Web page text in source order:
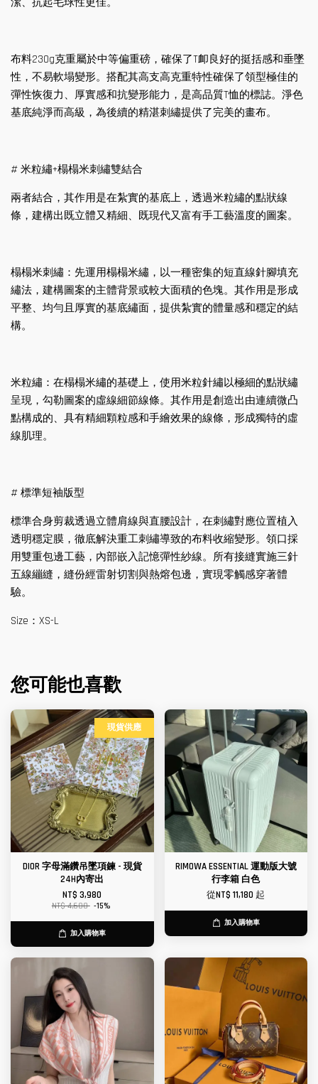
布料230g克重屬於中等偏重磅，確保了T卹良好的挺括感和垂墜
性，不易軟塌變形。搭配其高支高克重特性確保了領型極佳的
彈性恢復力、厚實感和抗變形能力，是高品質T恤的標誌。淨色
基底純淨而高級，為後續的精湛刺繡提供了完美的畫布。
# 米粒繡+榻榻米刺繡雙結合
兩者結合，其作用是在紮實的基底上，透過米粒繡的點狀線
條，建構出既立體又精細、既現代又富有手工藝溫度的圖案。
榻榻米刺繡：先運用榻榻米繡，以一種密集的短直線針腳填充
繡法，建構圖案的主體背景或較大面積的色塊。其作用是形成
平整、均勻且厚實的基底繡面，提供紮實的體量感和穩定的結
構。
米粒繡：在榻榻米繡的基礎上，使用米粒針繡以極細的點狀繡
呈現，勾勒圖案的虛線細節線條。其作用是創造出由連續微凸
點構成的、具有精細顆粒感和手繪效果的線條，形成獨特的虛
線肌理。
# 標準短袖版型
標準合身剪裁透過立體肩線與直腰設計，在刺繡對應位置植入
透明穩定膜，徹底解決重工刺繡導致的布料收縮變形。領口採
用雙重包邊工藝，內部嵌入記憶彈性紗線。所有接縫實施三針
五線繃縫，縫份經雷射切割與熱熔包邊，實現零觸感穿著體
驗。
Size：XS-L
您可能也喜歡
現貨供應
DIOR 字母滿鑽吊墜項鍊 - 現貨
24H內寄出
NT$ 3,980
NT$ 4,680 -15%
加入購物車
RIMOWA ESSENTIAL 運動版大號
行李箱 白色
從NT$ 11,180起
加入購物車